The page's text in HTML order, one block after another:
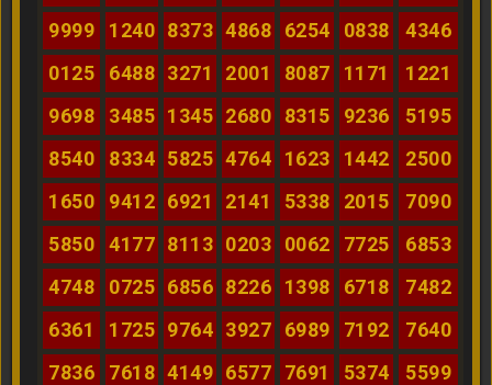
9999
1240 8373 4868 6254 0838
4346
0125
6488 3271 2001 8087 1171
1221
9698
3485 1345 2680 8315 9236
5195
8540
8334 5825 4764 1623 1442
2500
1650
9412 6921 2141 5338 2015
7090
5850
4177 8113 0203 0062 7725
6853
4748
0725 6856 8226 1398 6718
7482
6361
1725 9764 3927 6989 7192
7640
7836
7618 4149 6577 7691 5374
5599